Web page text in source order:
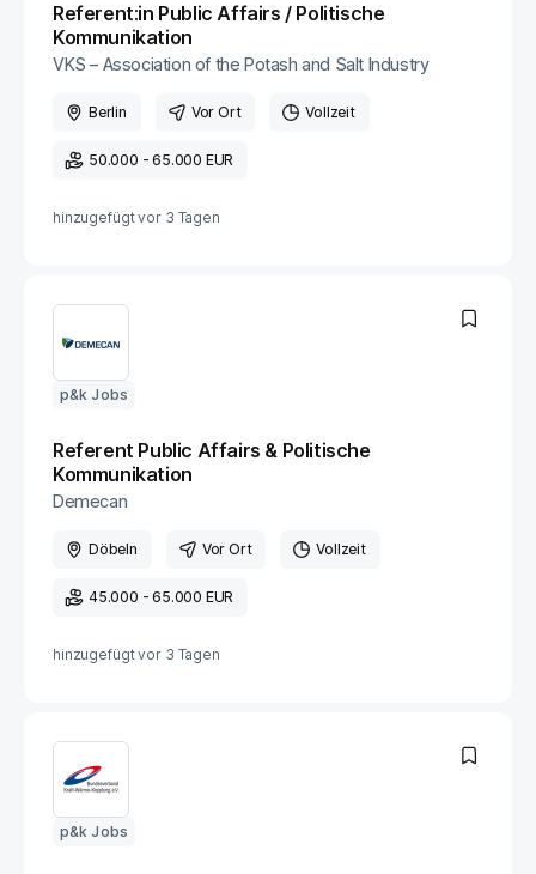
Referent:in Public Affairs / Politische
Kommunikation
VKS – Association of the Potash and Salt Industry
Berlin Vor Ort Vollzeit
50.000 - 65.000 EUR
hinzugefügt vor 3 Tagen
p&k Jobs
Referent Public Affairs & Politische
Kommunikation
Demecan
Döbeln Vor Ort Vollzeit
45.000 - 65.000 EUR
hinzugefügt vor 3 Tagen
p&k Jobs